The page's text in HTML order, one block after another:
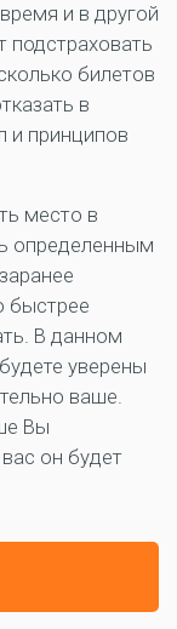
и в другой
подстраховать
билетов
в
и принципов
место в
определенным
быстрее
В данном
уверены
ваше.
Вы
он будет